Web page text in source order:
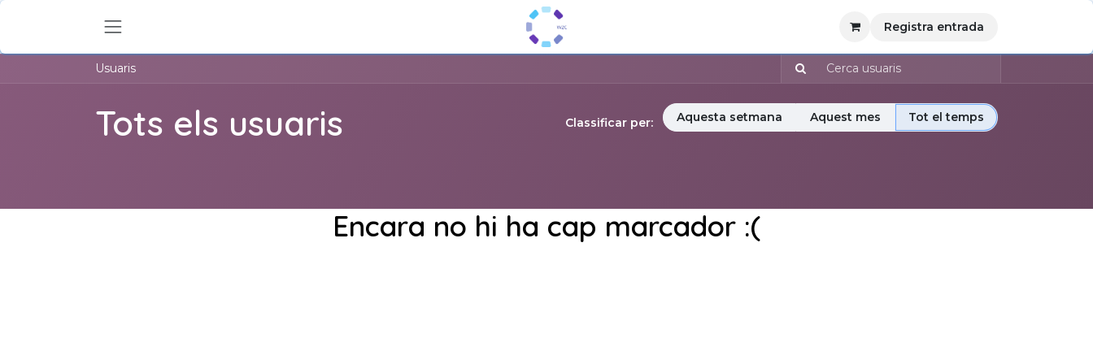
Skip to Content
Registra entrada
Usuaris
Tots els usuaris Classificar per: Aquesta setmana Aquest mes Tot el temps
Encara no hi ha cap marcador :(